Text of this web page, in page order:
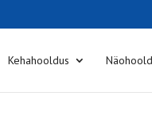
Kehahooldus